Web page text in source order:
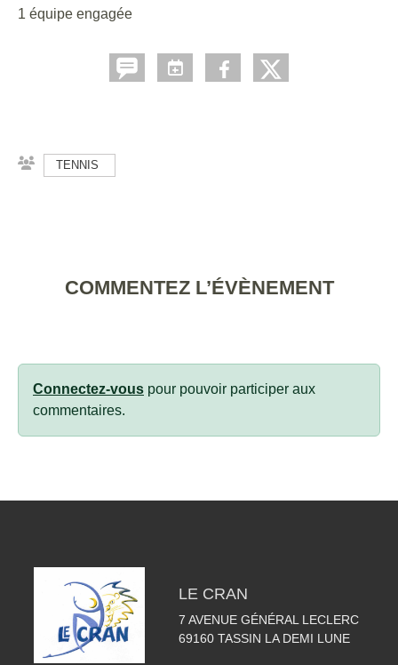
1 équipe engagée
TENNIS
COMMENTEZ L’ÉVÈNEMENT
Connectez-vous pour pouvoir participer aux
commentaires.
LE CRAN
7 AVENUE GÉNÉRAL LECLERC
69160 TASSIN LA DEMI LUNE